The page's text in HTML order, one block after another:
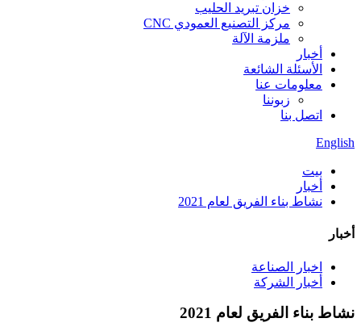
خزان تبريد الحليب
مركز التصنيع العمودي CNC
ملزمة الآلة
أخبار
الأسئلة الشائعة
معلومات عنا
زبوننا
اتصل بنا
English
بيت
أخبار
نشاط بناء الفريق لعام 2021
أخبار
اخبار الصناعة
أخبار الشركة
نشاط بناء الفريق لعام 2021